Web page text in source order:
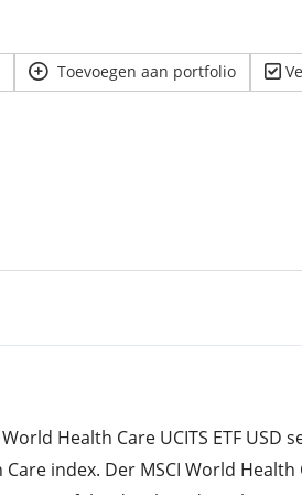
Toevoegen aan portfolio
Health Care UCITS ETF USD
index. Der MSCI World Health